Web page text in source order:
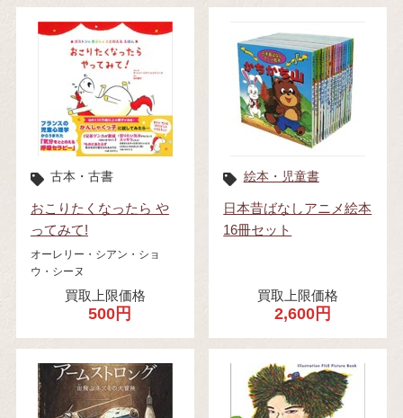
古本・古書
おこりたくなったら や
ってみて!
オーレリー・シアン・ショ
ウ・シーヌ
買取上限価格
500円
絵本・児童書
日本昔ばなしアニメ絵本
16冊セット
買取上限価格
2,600円